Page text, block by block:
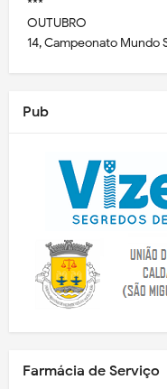
***
OUTUBRO
14, Campeonato Mundo
Pub
Farmácia de Serviço